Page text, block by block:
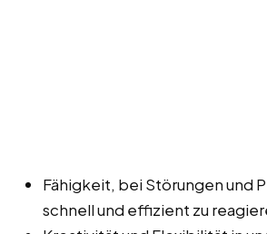
Fähigkeit, bei Störungen und
schnell und effizient zu